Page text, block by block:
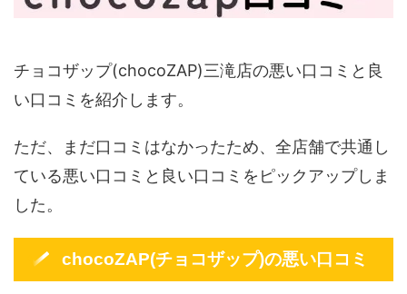
チョコザップ(chocoZAP)三滝店の悪い口コミと良
い口コミを紹介します。
ただ、まだ口コミはなかったため、全店舗で共通し
ている悪い口コミと良い口コミをピックアップしま
した。
chocoZAP(チョコザップ)の悪い口コミ